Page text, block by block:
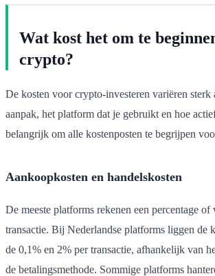
Wat kost het om te
crypto?
De kosten voor crypto-investeren variëren
aanpak, het platform dat je gebruikt en hoe
belangrijk om alle kostenposten te begrijpen
Aankoopkosten en handelskosten
De meeste platforms rekenen een percentage of
transactie. Bij Nederlandse platforms liggen de
de 0,1% en 2% per transactie, afhankelijk van
de betalingsmethode. Sommige platforms